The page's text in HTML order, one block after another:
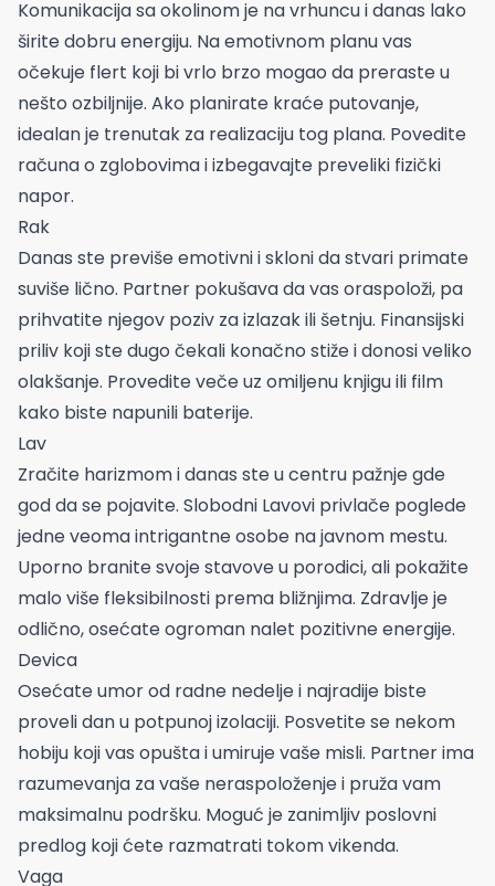
Komunikacija sa okolinom je na vrhuncu i danas lako
širite dobru energiju. Na emotivnom planu vas
očekuje flert koji bi vrlo brzo mogao da preraste u
nešto ozbiljnije. Ako planirate kraće putovanje,
idealan je trenutak za realizaciju tog plana. Povedite
računa o zglobovima i izbegavajte preveliki fizički
napor.
Rak
Danas ste previše emotivni i skloni da stvari primate
suviše lično. Partner pokušava da vas oraspoloži, pa
prihvatite njegov poziv za izlazak ili šetnju. Finansijski
priliv koji ste dugo čekali konačno stiže i donosi veliko
olakšanje. Provedite veče uz omiljenu knjigu ili film
kako biste napunili baterije.
Lav
Zračite harizmom i danas ste u centru pažnje gde
god da se pojavite. Slobodni Lavovi privlače poglede
jedne veoma intrigantne osobe na javnom mestu.
Uporno branite svoje stavove u porodici, ali pokažite
malo više fleksibilnosti prema bližnjima. Zdravlje je
odlično, osećate ogroman nalet pozitivne energije.
Devica
Osećate umor od radne nedelje i najradije biste
proveli dan u potpunoj izolaciji. Posvetite se nekom
hobiju koji vas opušta i umiruje vaše misli. Partner ima
razumevanja za vaše neraspoloženje i pruža vam
maksimalnu podršku. Moguć je zanimljiv poslovni
predlog koji ćete razmatrati tokom vikenda.
Vaga